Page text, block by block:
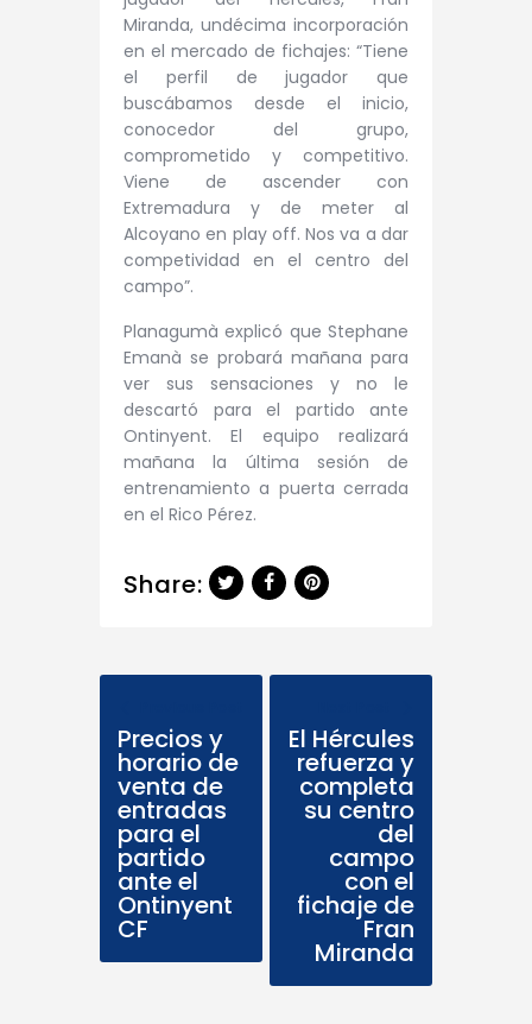
Miranda, undécima incorporación
en el mercado de fichajes: “Tiene
el perfil de jugador que
buscábamos desde el inicio,
conocedor del grupo,
comprometido y competitivo.
Viene de ascender con
Extremadura y de meter al
Alcoyano en play off. Nos va a dar
competividad en el centro del
campo”.
Planagumà explicó que Stephane
Emanà se probará mañana para
ver sus sensaciones y no le
descartó para el partido ante
Ontinyent. El equipo realizará
mañana la última sesión de
entrenamiento a puerta cerrada
en el Rico Pérez.
Share:
Precios y
horario de
venta de
entradas
para el
partido
ante el
Ontinyent
CF
El Hércules
refuerza y
completa
su centro
del
campo
con el
fichaje de
Fran
Miranda